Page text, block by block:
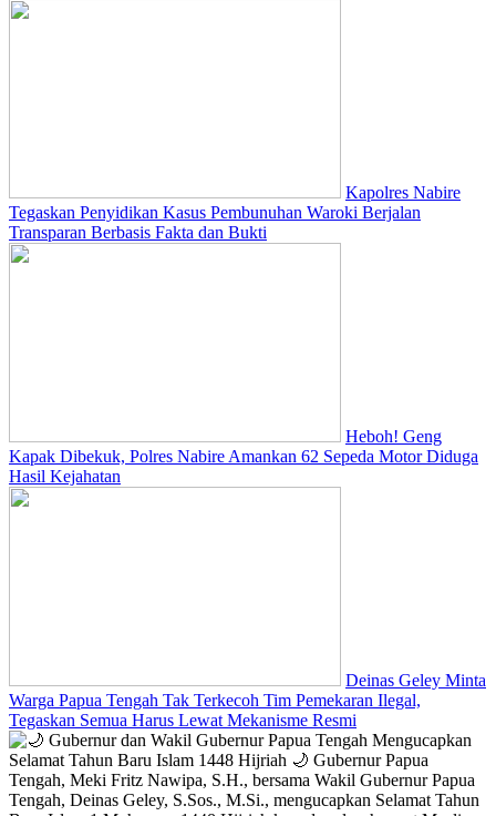
Kapolres Nabire
Tegaskan Penyidikan Kasus Pembunuhan Waroki Berjalan
Transparan Berbasis Fakta dan Bukti
Heboh! Geng
Kapak Dibekuk, Polres Nabire Amankan 62 Sepeda Motor Diduga
Hasil Kejahatan
Deinas Geley Minta
Warga Papua Tengah Tak Terkecoh Tim Pemekaran Ilegal,
Tegaskan Semua Harus Lewat Mekanisme Resmi